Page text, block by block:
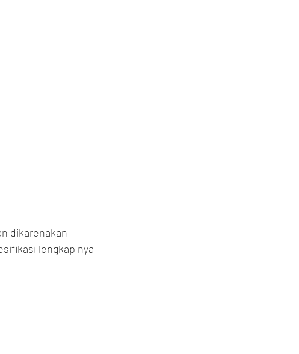
dikarenakan
lengkap nya